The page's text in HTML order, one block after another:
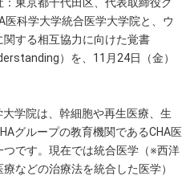
医科学大学統合医学大学院と、ウ
する相互協力に向けた覚書
）を、11月24日（金）
学院は、幹細胞や再生医療、生
グループの教育機関であるCHA医
です。現在では統合医学（※西洋
などの治療法を統合した医学）